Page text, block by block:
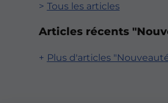
Tous les articles
Articles récents
Plus d'articles